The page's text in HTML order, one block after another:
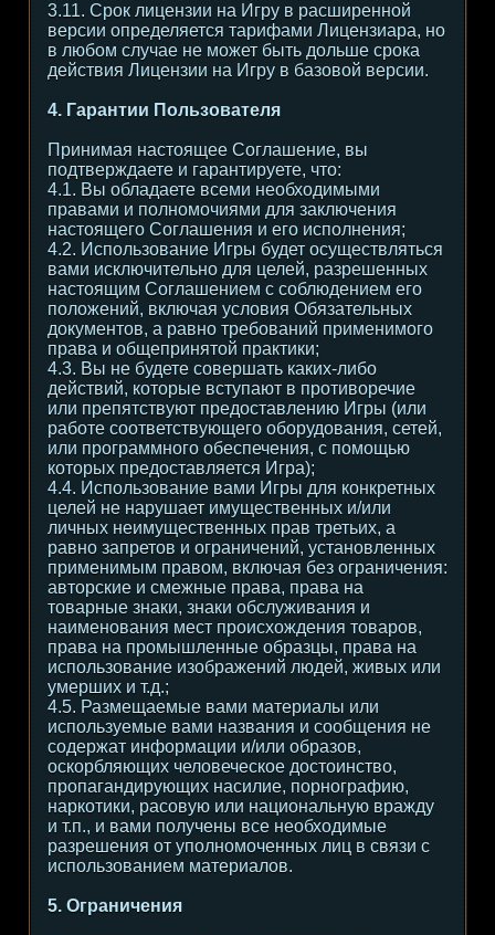
3.11. Срок лицензии на Игру в расширенной
версии определяется тарифами Лицензиара, но
в любом случае не может быть дольше срока
действия Лицензии на Игру в базовой версии.
4. Гарантии Пользователя
Принимая настоящее Соглашение, вы
подтверждаете и гарантируете, что:
4.1. Вы обладаете всеми необходимыми
правами и полномочиями для заключения
настоящего Соглашения и его исполнения;
4.2. Использование Игры будет осуществляться
вами исключительно для целей, разрешенных
настоящим Соглашением с соблюдением его
положений, включая условия Обязательных
документов, а равно требований применимого
права и общепринятой практики;
4.3. Вы не будете совершать каких-либо
действий, которые вступают в противоречие
или препятствуют предоставлению Игры (или
работе соответствующего оборудования, сетей,
или программного обеспечения, с помощью
которых предоставляется Игра);
4.4. Использование вами Игры для конкретных
целей не нарушает имущественных и/или
личных неимущественных прав третьих, а
равно запретов и ограничений, установленных
применимым правом, включая без ограничения:
авторские и смежные права, права на
товарные знаки, знаки обслуживания и
наименования мест происхождения товаров,
права на промышленные образцы, права на
использование изображений людей, живых или
умерших и т.д.;
4.5. Размещаемые вами материалы или
используемые вами названия и сообщения не
содержат информации и/или образов,
оскорбляющих человеческое достоинство,
пропагандирующих насилие, порнографию,
наркотики, расовую или национальную вражду
и т.п., и вами получены все необходимые
разрешения от уполномоченных лиц в связи с
использованием материалов.
5. Ограничения